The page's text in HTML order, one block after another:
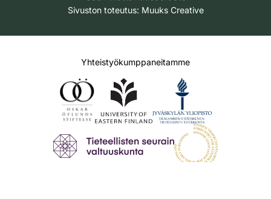
Sivuston toteutus: Muuks Creative
Yhteistyökumppaneitamme